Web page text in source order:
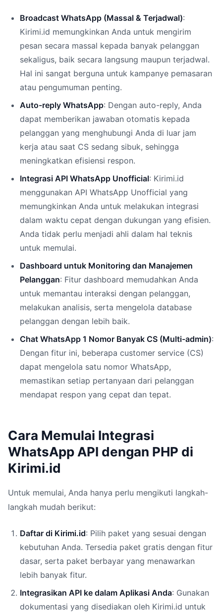
Broadcast WhatsApp (Massal & Terjadwal):
Kirimi.id memungkinkan Anda untuk mengirim
pesan secara massal kepada banyak pelanggan
sekaligus, baik secara langsung maupun terjadwal.
Hal ini sangat berguna untuk kampanye pemasaran
atau pengumuman penting.
Auto-reply WhatsApp: Dengan auto-reply, Anda
dapat memberikan jawaban otomatis kepada
pelanggan yang menghubungi Anda di luar jam
kerja atau saat CS sedang sibuk, sehingga
meningkatkan efisiensi respon.
Integrasi API WhatsApp Unofficial: Kirimi.id
menggunakan API WhatsApp Unofficial yang
memungkinkan Anda untuk melakukan integrasi
dalam waktu cepat dengan dukungan yang efisien.
Anda tidak perlu menjadi ahli dalam hal teknis
untuk memulai.
Dashboard untuk Monitoring dan Manajemen
Pelanggan: Fitur dashboard memudahkan Anda
untuk memantau interaksi dengan pelanggan,
melakukan analisis, serta mengelola database
pelanggan dengan lebih baik.
Chat WhatsApp 1 Nomor Banyak CS (Multi-admin):
Dengan fitur ini, beberapa customer service (CS)
dapat mengelola satu nomor WhatsApp,
memastikan setiap pertanyaan dari pelanggan
mendapat respon yang cepat dan tepat.
Cara Memulai Integrasi
WhatsApp API dengan PHP di
Kirimi.id
Untuk memulai, Anda hanya perlu mengikuti langkah-
langkah mudah berikut:
Daftar di Kirimi.id: Pilih paket yang sesuai dengan
kebutuhan Anda. Tersedia paket gratis dengan fitur
dasar, serta paket berbayar yang menawarkan
lebih banyak fitur.
Integrasikan API ke dalam Aplikasi Anda: Gunakan
dokumentasi yang disediakan oleh Kirimi.id untuk